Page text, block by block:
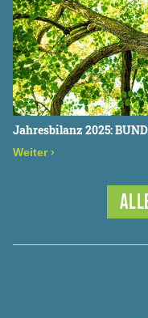
Jahresbilanz 2025:
Weiter ›